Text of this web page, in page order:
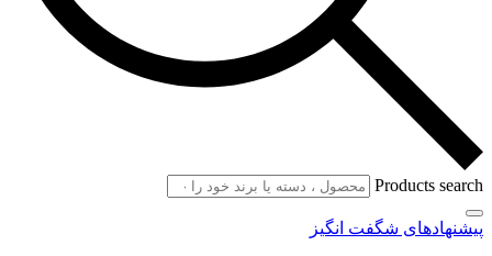
Products search
پیشنهادهای شگفت انگیز